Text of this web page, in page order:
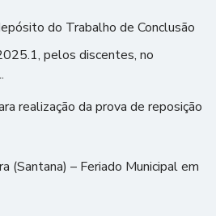
do Trabalho de Conclusão
pelos discentes, no
realização da prova de reposição
(Santana) – Feriado Municipal em